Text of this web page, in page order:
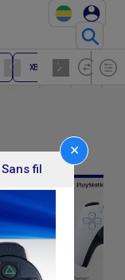
⚲
fil
✕
XBOX
ECRAN
PC
GAMER